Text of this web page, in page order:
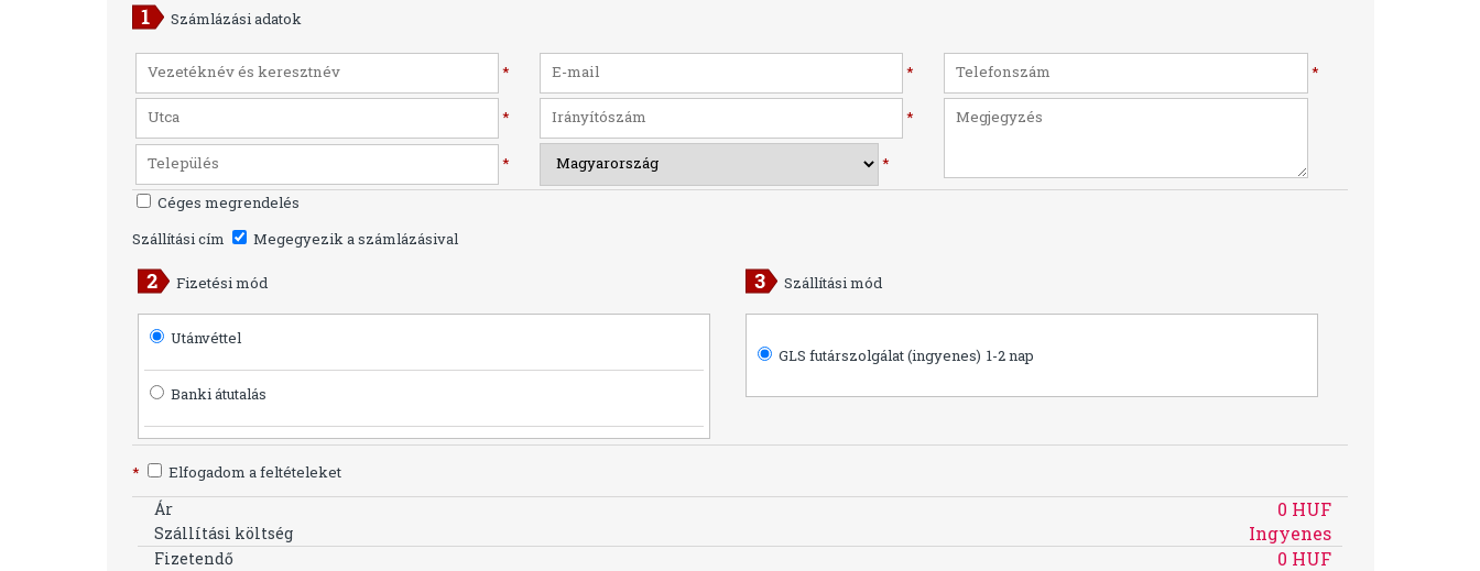
Számlázási adatok
* * *
* *
*
*
Céges megrendelés
Szállítási cím
Megegyezik a számlázásival
Fizetési mód
Utánvéttel
Banki átutalás
Szállítási mód
GLS futárszolgálat (ingyenes) 1-2 nap
* Elfogadom a feltételeket
Ár 0 HUF
Szállítási költség Ingyenes
Fizetendő 0 HUF